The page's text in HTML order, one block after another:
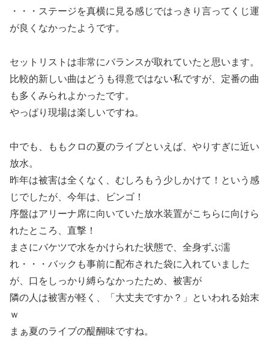
・・・ステージを真横に見る感じではっきり言ってくじ運
が良くなかったようです。
セットリストは非常にバランスが取れていたと思います。
比較的新しい曲はどうも得意ではない私ですが、定番の曲
も多くみられよかったです。
やっぱり現場は楽しいですね。
中でも、ももクロの夏のライブといえば、やりすぎに近い
放水。
昨年は被害は全くなく、むしろもう少しかけて！という感
じでしたが、今年は、ビンゴ！
序盤はアリーナ席に向いていた放水装置がこちらに向けら
れたところ、直撃！
まさにバケツで水をかけられた状態で、全身ずぶ濡
れ・・・バックも事前に配布された袋に入れていました
が、口をしっかり縛らなかったため、被害が
隣の人は被害が軽く、「大丈夫ですか？」といわれる始末
ｗ
まぁ夏のライブの醍醐味ですね。